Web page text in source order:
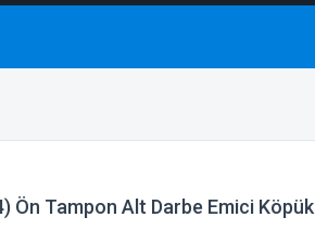
Ön Tampon Alt Darbe Emici Köpük